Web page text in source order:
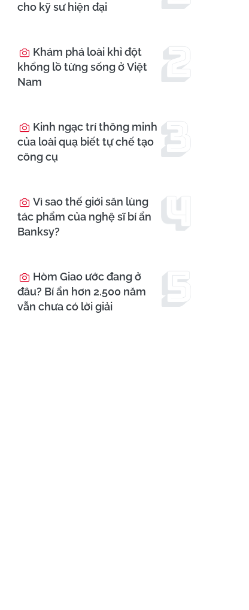
cho kỹ sư hiện đại
Khám phá loài khỉ đột
khổng lồ từng sống ở Việt
Nam
Kinh ngạc trí thông minh
của loài quạ biết tự chế tạo
công cụ
Vì sao thế giới săn lùng
tác phẩm của nghệ sĩ bí ẩn
Banksy?
Hòm Giao ước đang ở
đâu? Bí ẩn hơn 2.500 năm
vẫn chưa có lời giải